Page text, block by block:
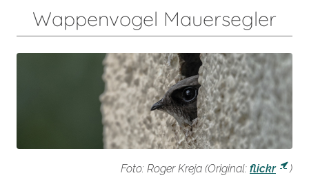
Wappenvogel Mauersegler
Foto: Roger Kreja (Original: flickr )